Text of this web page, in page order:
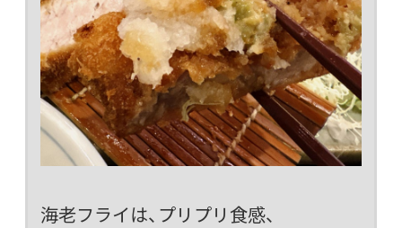
海老フライは、プリプリ食感、